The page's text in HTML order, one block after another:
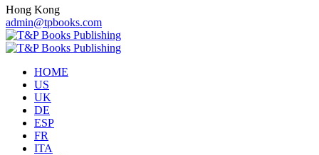
Hong Kong
admin@tpbooks.com
HOME
US
UK
DE
ESP
FR
ITA